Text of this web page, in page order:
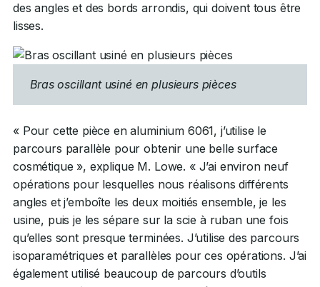
des angles et des bords arrondis, qui doivent tous être
lisses.
Bras oscillant usiné en plusieurs pièces
« Pour cette pièce en aluminium 6061, j’utilise le
parcours parallèle pour obtenir une belle surface
cosmétique », explique M. Lowe. « J’ai environ neuf
opérations pour lesquelles nous réalisons différents
angles et j’emboîte les deux moitiés ensemble, je les
usine, puis je les sépare sur la scie à ruban une fois
qu’elles sont presque terminées. J’utilise des parcours
isoparamétriques et parallèles pour ces opérations. J’ai
également utilisé beaucoup de parcours d’outils